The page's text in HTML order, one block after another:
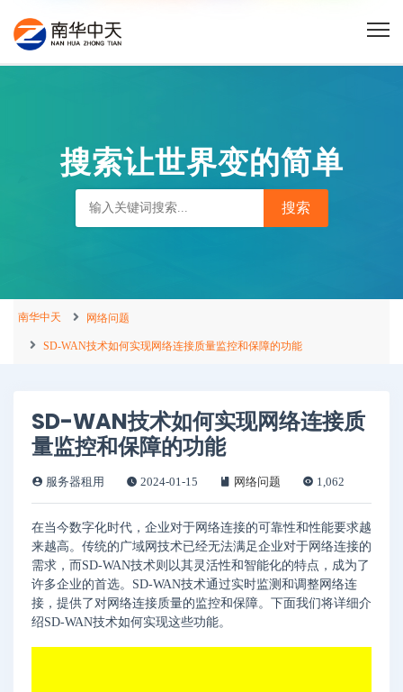
搜索让世界变的简单
南华中天 网络问题
SD-WAN技术如何实现网络连接质量监控和保障的功能
SD-WAN技术如何实现网络连接质
量监控和保障的功能
服务器租用 2024-01-15 网络问题 1,062
在当今数字化时代，企业对于网络连接的可靠性和性能要求越
来越高。传统的广域网技术已经无法满足企业对于网络连接的
需求，而SD-WAN技术则以其灵活性和智能化的特点，成为了
许多企业的首选。SD-WAN技术通过实时监测和调整网络连
接，提供了对网络连接质量的监控和保障。下面我们将详细介
绍SD-WAN技术如何实现这些功能。